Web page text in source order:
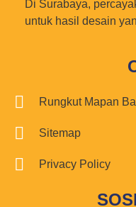
Di Surabaya,
untuk hasil desain
Rungkut Mapan
Sitemap
Privacy Policy